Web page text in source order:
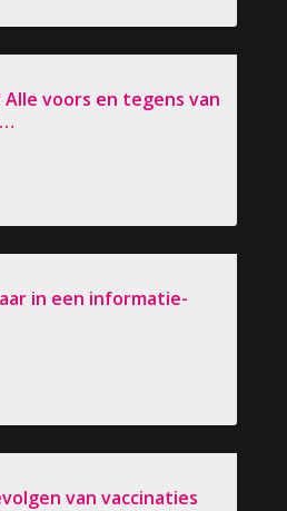
Alle voors en tegens van
in een informatie-
van vaccinaties